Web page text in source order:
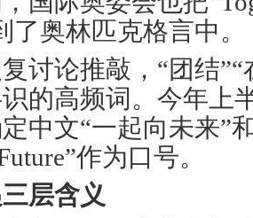
了奥林匹克格言中。
论推敲，“团结”“
的高频词。今年上
中文“一起向未来”
作为口号。
层含义